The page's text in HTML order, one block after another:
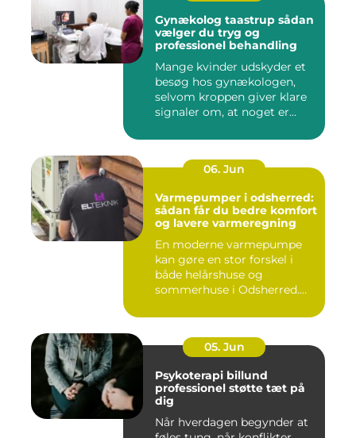
Gynækolog taastrup sådan
vælger du tryg og
professionel behandling
Mange kvinder udskyder et
besøg hos gynækologen,
selvom kroppen giver klare
signaler om, at noget er...
06. Jun
Varmepumper i odsherred:
sådan får du bedre komfort
og lavere varmeregning
En moderne varmepumpe
kan gøre en stor forskel i
både helårshuse og
sommerhuse i Odsherred.
05. Jun
Psykoterapi billund
professionel støtte tæt på
dig
Når hverdagen begynder at